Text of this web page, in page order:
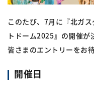
このたび、7月に『北ガ
トドーム2025』の開催が
皆さまのエントリーをお
開催日